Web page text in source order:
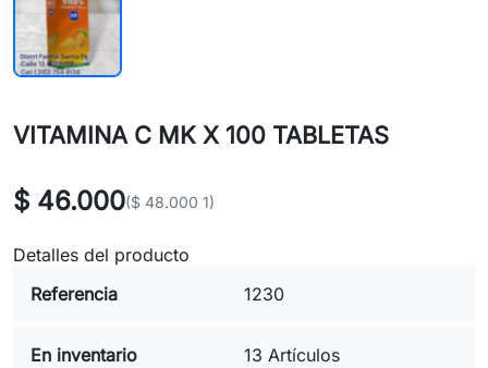
VITAMINA C MK X 100 TABLETAS
$ 46.000($ 48.000 1)
Detalles del producto
Referencia
1230
En inventario 13 Artículos